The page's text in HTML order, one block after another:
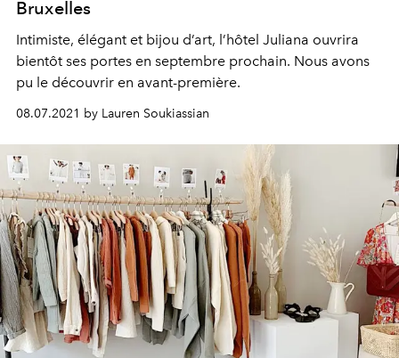
Bruxelles
Intimiste, élégant et bijou d’art, l’hôtel Juliana ouvrira
bientôt ses portes en septembre prochain. Nous avons
pu le découvrir en avant-première.
08.07.2021 by Lauren Soukiassian